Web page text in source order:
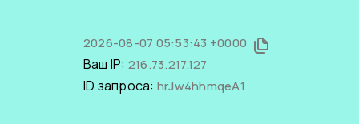
2026-08-07 05:53:43 +0000
Ваш IP: 216.73.217.127
ID запроса: hrJw4hhmqeA1